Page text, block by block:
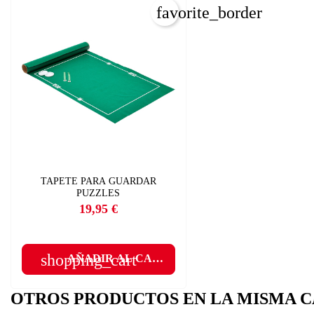
TAPETE PARA GUARDAR
PUZZLES
Precio
19,95 €
shopping_cart
AÑADIR AL CARRITO
favorite_border
OTROS PRODUCTOS EN LA MISMA